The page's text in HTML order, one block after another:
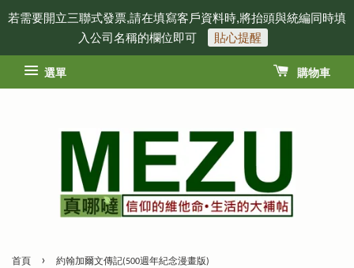
若需要開立三聯式發票,請在填寫客戶資料時,將抬頭與統編同時填
入公司名稱的欄位即可
貼心提醒
選單 購物車
首頁 › 約翰加爾文傳記(500週年紀念漫畫版)